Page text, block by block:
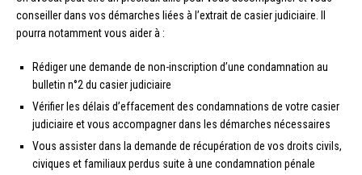
conseiller dans vos démarches liées à l’extrait de casier judiciaire. Il
pourra notamment vous aider à :
Rédiger une demande de non-inscription d’une condamnation au
bulletin n°2 du casier judiciaire
Vérifier les délais d’effacement des condamnations de votre casier
judiciaire et vous accompagner dans les démarches nécessaires
Vous assister dans la demande de récupération de vos droits civils,
civiques et familiaux perdus suite à une condamnation pénale